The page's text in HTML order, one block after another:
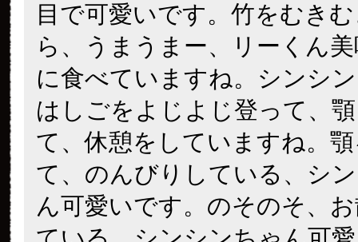
目で可愛いです。竹をむき
ら、うまうまー、リーくん
に食べていますね。シンシ
はしごをよじよじ登って、
て、休憩をしていますね。
て、のんびりしている、シ
ん可愛いです。のそのそ、